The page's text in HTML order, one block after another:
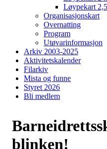
Løypekart
Organisasjonskart
Overnatting
Program
Utøvarinformasjon
Arkiv 2003-2025
Aktivitetskalender
Filarkiv
Mista og funne
Styret 2026
Bli medlem
blinken!